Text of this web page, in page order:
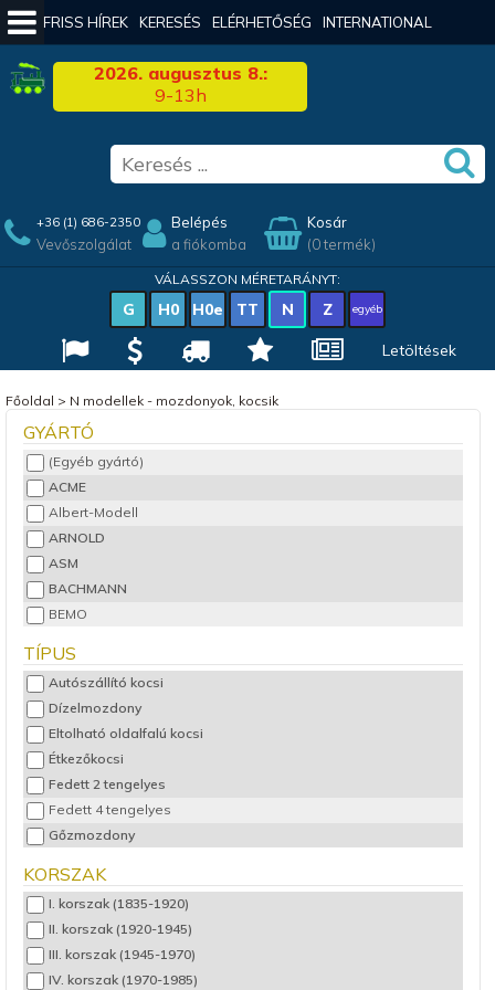
FRISS HÍREK KERESÉS ELÉRHETŐSÉG INTERNATIONAL
2026. augusztus 8.:
9-13h
+36 (1) 686-2350
Vevőszolgálat
Belépés
a fiókomba
Kosár
(0 termék)
VÁLASSZON MÉRETARÁNYT:
G H0 H0e TT N Z egyéb
Letöltések
Főoldal > N modellek - mozdonyok, kocsik
GYÁRTÓ
(Egyéb gyártó)
ACME
Albert-Modell
ARNOLD
ASM
BACHMANN
BEMO
BREKINA
ELECTROTREN
FALLER
FLEISCHMANN
HOBBYTRAIN
JÄGERNDORFER
KATO
Kuehn-Modell
LILIPUT
LS Models
TÍPUS
Autószállító kocsi
Dízelmozdony
Eltolható oldalfalú kocsi
Étkezőkocsi
Fedett 2 tengelyes
Fedett 4 tengelyes
Gőzmozdony
Hűtőkocsi
Kezdőkészlet
Kezdőkészlet - analóg
Kezdőkészlet - digitális
KORSZAK
I. korszak (1835-1920)
II. korszak (1920-1945)
III. korszak (1945-1970)
IV. korszak (1970-1985)